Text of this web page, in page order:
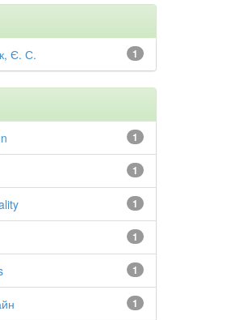
1
Є. С.
1
1
1
1
1
1